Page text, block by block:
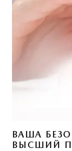
ВАША
ВЫСШИЙ